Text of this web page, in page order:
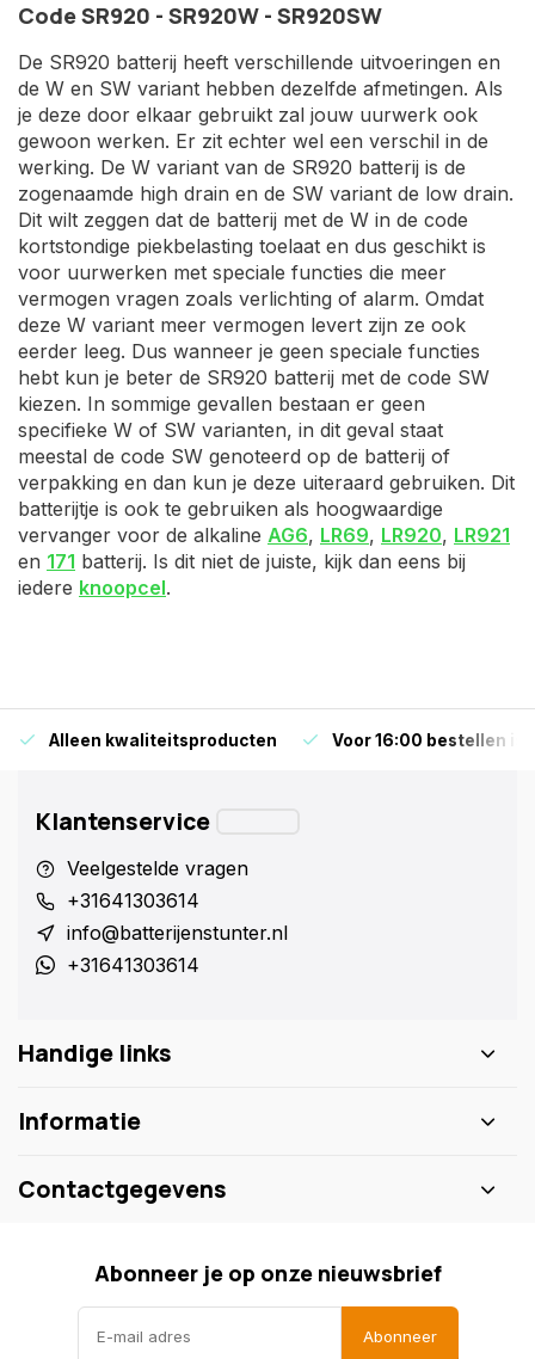
Code SR920 - SR920W - SR920SW
De SR920 batterij heeft verschillende uitvoeringen en
de W en SW variant hebben dezelfde afmetingen. Als
je deze door elkaar gebruikt zal jouw uurwerk ook
gewoon werken. Er zit echter wel een verschil in de
werking. De W variant van de SR920 batterij is de
zogenaamde high drain en de SW variant de low drain.
Dit wilt zeggen dat de batterij met de W in de code
kortstondige piekbelasting toelaat en dus geschikt is
voor uurwerken met speciale functies die meer
vermogen vragen zoals verlichting of alarm. Omdat
deze W variant meer vermogen levert zijn ze ook
eerder leeg. Dus wanneer je geen speciale functies
hebt kun je beter de SR920 batterij met de code SW
kiezen. In sommige gevallen bestaan er geen
specifieke W of SW varianten, in dit geval staat
meestal de code SW genoteerd op de batterij of
verpakking en dan kun je deze uiteraard gebruiken. Dit
batterijtje is ook te gebruiken als hoogwaardige
vervanger voor de alkaline AG6, LR69, LR920, LR921
en 171 batterij. Is dit niet de juiste, kijk dan eens bij
iedere knoopcel.
Alleen kwaliteitsproducten Voor 16:00 bestellen is
Klantenservice
Veelgestelde vragen
+31641303614
info@batterijenstunter.nl
+31641303614
Handige links
Informatie
Contactgegevens
Abonneer je op onze nieuwsbrief
Abonneer